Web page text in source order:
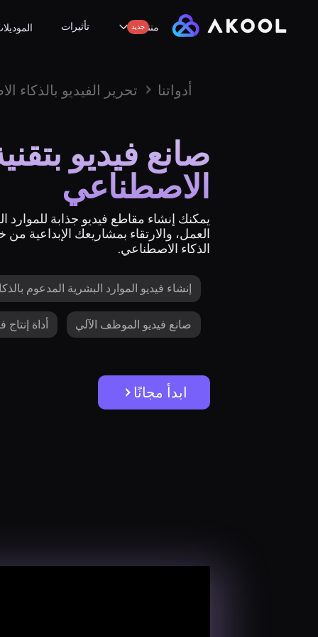
منتجات
جديد تأثيرات
أدواتنا تحرير الفيديو بالذكاء
صانع فيديو
الاصطناعي
يمكنك إنشاء مقاطع فيديو جذابة
العمل، والارتقاء بمشاريعك الإبداعية
الذكاء الاصطناعي.
إنشاء فيديو الموارد البشرية المدعوم
صانع فيديو الموظف الآلي أداة إنتاج
ابدأ مجانًا